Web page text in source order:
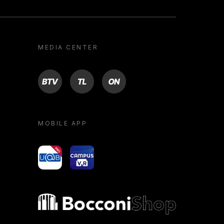
MEDIA CENTER
BTV TL ON
MOBILE APP
yoU@B Campus VR
Bocconi shop